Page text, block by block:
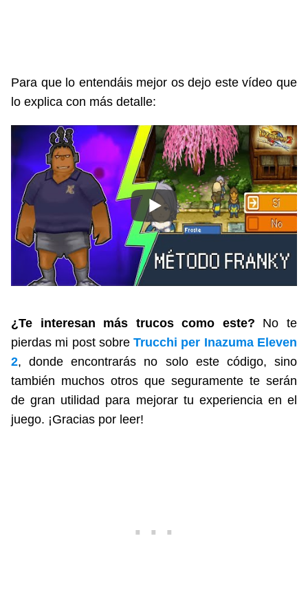
Para que lo entendáis mejor os dejo este vídeo que
lo explica con más detalle:
¿Te interesan más trucos como este? No te
pierdas mi post sobreTrucchi per Inazuma Eleven
2, donde encontrarás no solo este código, sino
también muchos otros que seguramente te serán
de gran utilidad para mejorar tu experiencia en el
juego. ¡Gracias por leer!